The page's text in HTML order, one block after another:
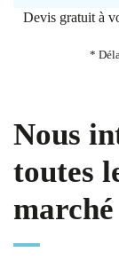
Devis gratuit à
*
Nous
toutes
marché